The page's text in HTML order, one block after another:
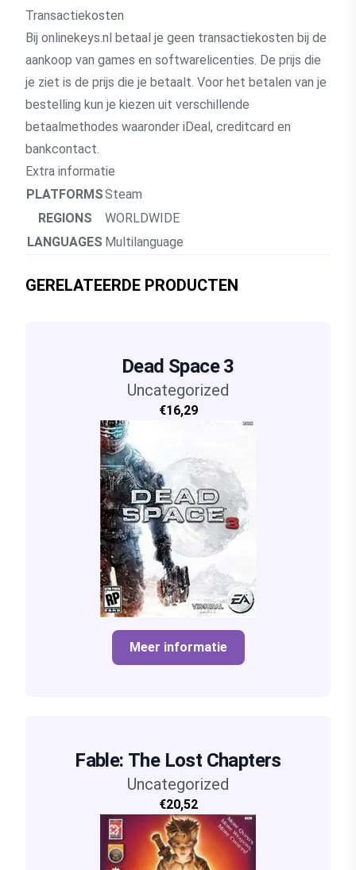
Transactiekosten
Bij onlinekeys.nl betaal je geen transactiekosten bij de
aankoop van games en softwarelicenties. De prijs die
je ziet is de prijs die je betaalt. Voor het betalen van je
bestelling kun je kiezen uit verschillende
betaalmethodes waaronder iDeal, creditcard en
bankcontact.
Extra informatie
PLATFORMSSteam
REGIONS
WORLDWIDE
LANGUAGES Multilanguage
GERELATEERDE PRODUCTEN
Dead Space 3
Uncategorized
€16,29
Meer informatie
Fable: The Lost Chapters
Uncategorized
€20,52